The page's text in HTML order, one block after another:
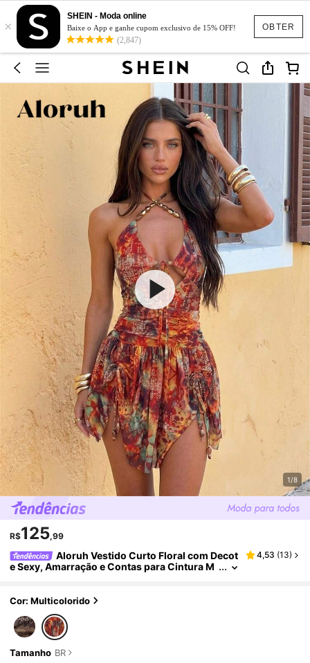
OBTER
×
SHEIN - Moda online
Baixe o App e ganhe cupom exclusivo de 15% OFF!
(2,847)
1/8
R$125,99
Aloruh Vestido Curto Floral com Decot
e Sexy, Amarração e Contas para Cintura M
4,53 (13)
Cor: Multicolorido
Tamanho BR